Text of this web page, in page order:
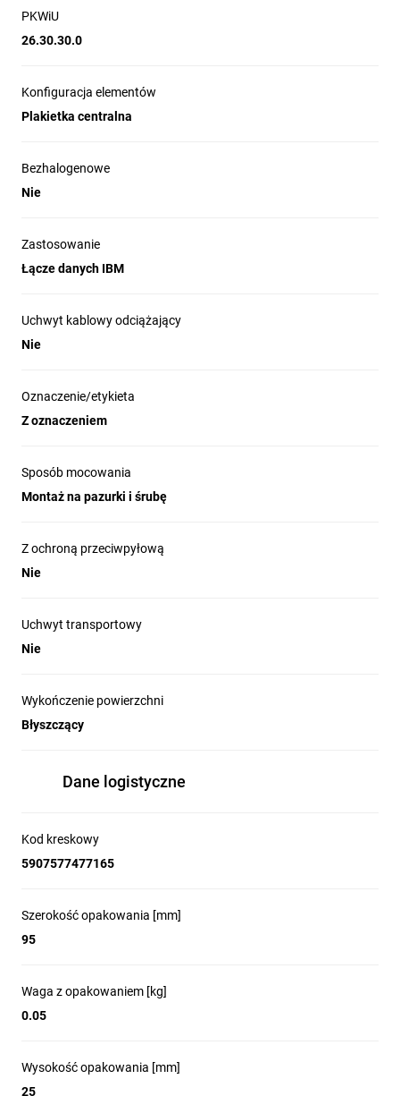
PKWiU
26.30.30.0
Konfiguracja elementów
Plakietka centralna
Bezhalogenowe
Nie
Zastosowanie
Łącze danych IBM
Uchwyt kablowy odciążający
Nie
Oznaczenie/etykieta
Z oznaczeniem
Sposób mocowania
Montaż na pazurki i śrubę
Z ochroną przeciwpyłową
Nie
Uchwyt transportowy
Nie
Wykończenie powierzchni
Błyszczący
Dane logistyczne
Kod kreskowy
5907577477165
Szerokość opakowania [mm]
95
Waga z opakowaniem [kg]
0.05
Wysokość opakowania [mm]
25